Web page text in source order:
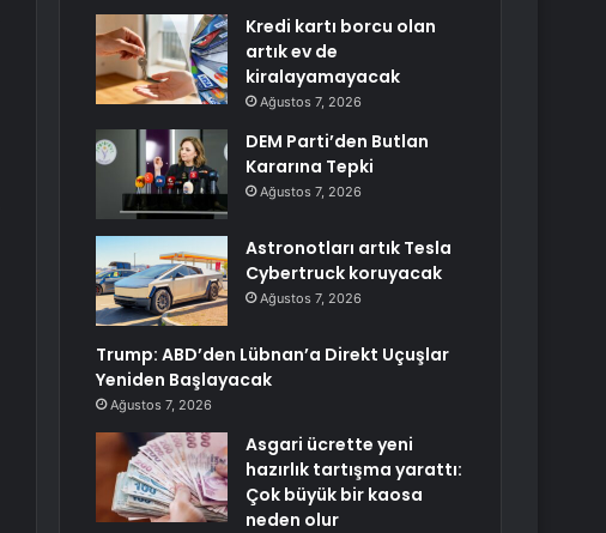
Kredi kartı borcu olan
artık ev de
kiralayamayacak
Ağustos 7, 2026
DEM Parti’den Butlan
Kararına Tepki
Ağustos 7, 2026
Astronotları artık Tesla
Cybertruck koruyacak
Ağustos 7, 2026
Trump: ABD’den Lübnan’a Direkt Uçuşlar
Yeniden Başlayacak
Ağustos 7, 2026
Asgari ücrette yeni
hazırlık tartışma yarattı:
Çok büyük bir kaosa
neden olur